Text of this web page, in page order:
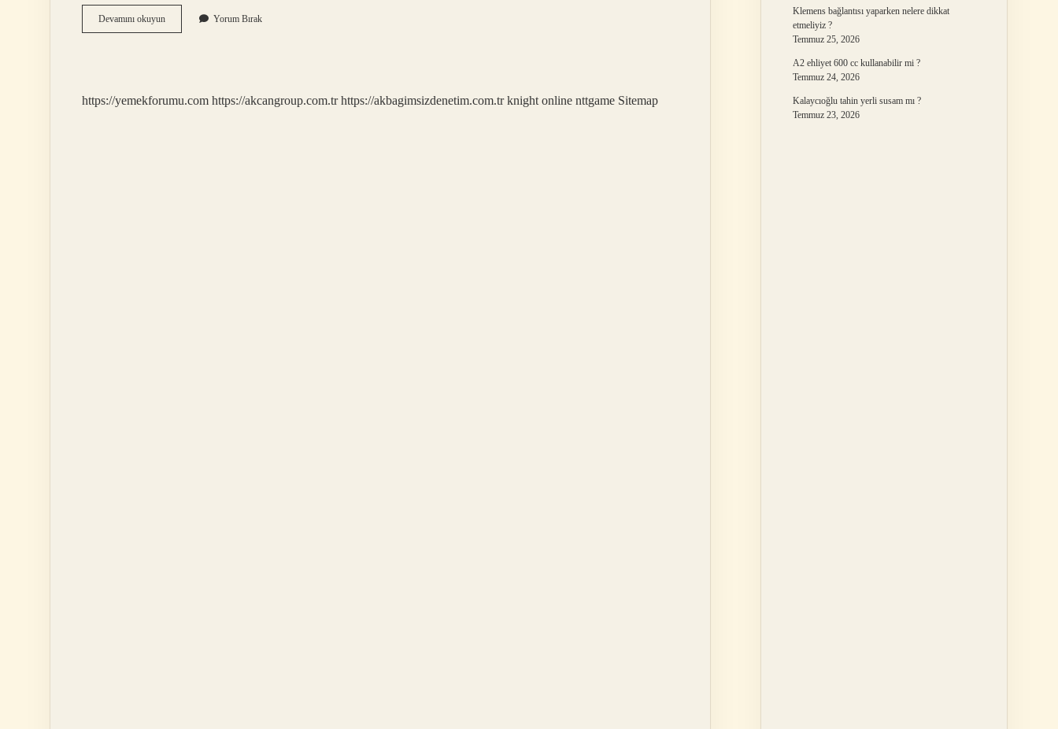
Devamını okuyunLimon
Hangi
Yorum Bırak
https://yemekforumu.com https://akcangroup.com.tr https://akbagimsizdenetim.com.tr knight online nttgame Sitemap
Klemens bağlantısı yaparken nelere dikkat
etmeliyiz ?
Temmuz 25, 2026
A2 ehliyet 600 cc kullanabilir mi ?
Temmuz 24, 2026
Kalaycıoğlu tahin yerli susam mı ?
Temmuz 23, 2026